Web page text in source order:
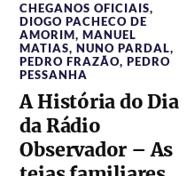
CHEGANOS OFICIAIS,
DIOGO PACHECO DE
AMORIM,MANUEL
MATIAS,NUNO PARDAL,
PEDRO FRAZÃO,PEDRO
PESSANHA
A História do Dia
da Rádio
Observador – As